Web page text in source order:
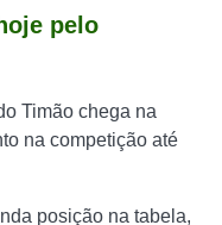
pelo
Timão chega na
na competição até
posição na tabela,